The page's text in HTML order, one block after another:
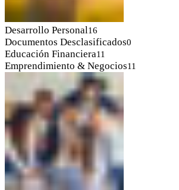
Desarrollo Personal16
Documentos Desclasificados0
Educación Financiera11
Emprendimiento & Negocios11